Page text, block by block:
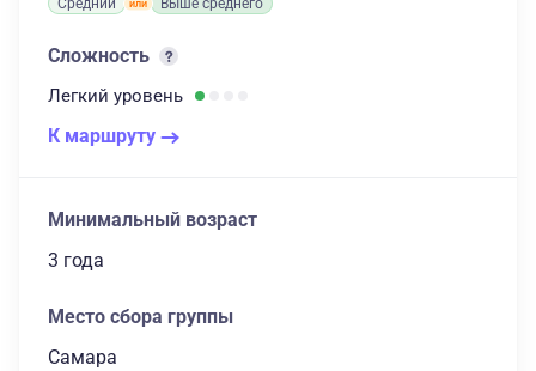
Средний Выше среднего
Сложность
Легкий уровень
К маршруту
Минимальный возраст
3 года
Место сбора группы
Самара